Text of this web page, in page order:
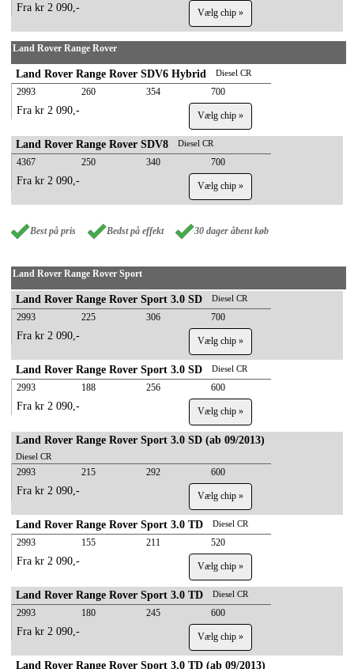
Fra kr 2 090,- Vælg chip »
Land Rover Range Rover
Land Rover Range Rover SDV6 Hybrid Diesel CR
2993 260 354 700
Fra kr 2 090,- Vælg chip »
Land Rover Range Rover SDV8 Diesel CR
4367 250 340 700
Fra kr 2 090,- Vælg chip »
Best på pris Bedst på effekt 30 dager åbent køb
Land Rover Range Rover Sport
Land Rover Range Rover Sport 3.0 SD Diesel CR
2993 225 306 700
Fra kr 2 090,- Vælg chip »
Land Rover Range Rover Sport 3.0 SD Diesel CR
2993 188 256 600
Fra kr 2 090,- Vælg chip »
Land Rover Range Rover Sport 3.0 SD (ab 09/2013)
Diesel CR
2993 215 292 600
Fra kr 2 090,- Vælg chip »
Land Rover Range Rover Sport 3.0 TD Diesel CR
2993 155 211 520
Fra kr 2 090,- Vælg chip »
Land Rover Range Rover Sport 3.0 TD Diesel CR
2993 180 245 600
Fra kr 2 090,- Vælg chip »
Land Rover Range Rover Sport 3.0 TD (ab 09/2013)